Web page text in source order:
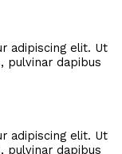
adipiscing elit. Ut
pulvinar dapibus
adipiscing elit. Ut
pulvinar dapibus